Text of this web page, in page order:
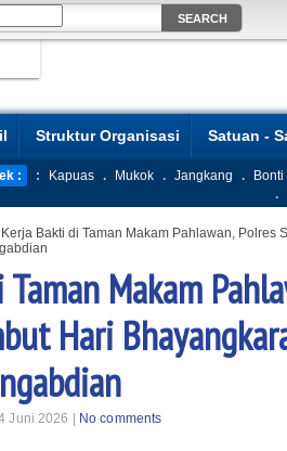
Struktur Organisasi Satuan -
: : Kapuas . Mukok . Jangkang . Bonti
.
Kerja Bakti di Taman Makam Pahlawan, Polres
Makam
Hari
Juni 2026 | No comments